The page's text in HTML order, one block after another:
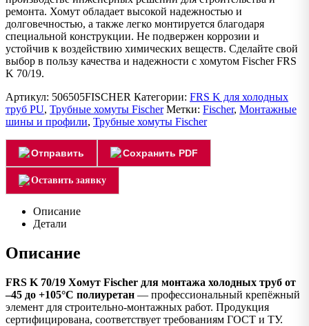
ремонта. Хомут обладает высокой надежностью и
долговечностью, а также легко монтируется благодаря
специальной конструкции. Не подвержен коррозии и
устойчив к воздействию химических веществ. Сделайте свой
выбор в пользу качества и надежности с хомутом Fischer FRS
K 70/19.
Артикул: 506505FISCHER Категории: FRS K для холодных
труб PU, Трубные хомуты Fischer Метки: Fischer, Монтажные
шины и профили, Трубные хомуты Fischer
Отправить Сохранить PDF
Оставить заявку
Описание
Детали
Описание
FRS K 70/19 Хомут Fischer для монтажа холодных труб от
–45 до +105°С полиуретан — профессиональный крепёжный
элемент для строительно-монтажных работ. Продукция
сертифицирована, соответствует требованиям ГОСТ и ТУ.